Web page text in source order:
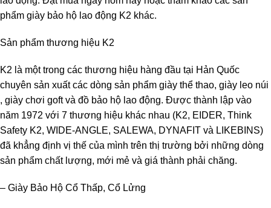
phẩm giày bảo hộ lao động K2 khác.
Sản phẩm thương hiệu K2
K2 là một trong các thương hiệu hàng đầu tại Hản Quốc
chuyên sản xuất các dòng sản phẩm giày thể thao, giày leo núi
, giày chơi goft và đồ bảo hộ lao động. Được thành lập vào
năm 1972 với 7 thương hiệu khác nhau (K2, EIDER, Think
Safety K2, WIDE-ANGLE, SALEWA, DYNAFIT và LIKEBINS)
đã khẳng định vị thế của mình trên thị trường bởi những dòng
sản phẩm chất lượng, mới mẻ và giá thành phải chăng.
– Giày Bảo Hộ Cổ Thấp, Cổ Lửng